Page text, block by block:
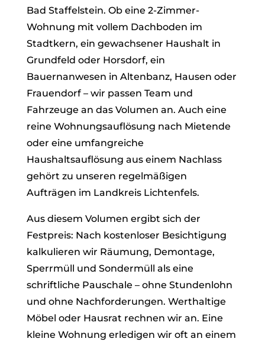
Bad Staffelstein. Ob eine 2-Zimmer-
Wohnung mit vollem Dachboden im
Stadtkern, ein gewachsener Haushalt in
Grundfeld oder Horsdorf, ein
Bauernanwesen in Altenbanz, Hausen oder
Frauendorf – wir passen Team und
Fahrzeuge an das Volumen an. Auch eine
reine Wohnungsauflösung nach Mietende
oder eine umfangreiche
Haushaltsauflösung aus einem Nachlass
gehört zu unseren regelmäßigen
Aufträgen im Landkreis Lichtenfels.
Aus diesem Volumen ergibt sich der
Festpreis: Nach kostenloser Besichtigung
kalkulieren wir Räumung, Demontage,
Sperrmüll und Sondermüll als eine
schriftliche Pauschale – ohne Stundenlohn
und ohne Nachforderungen. Werthaltige
Möbel oder Hausrat rechnen wir an. Eine
kleine Wohnung erledigen wir oft an einem